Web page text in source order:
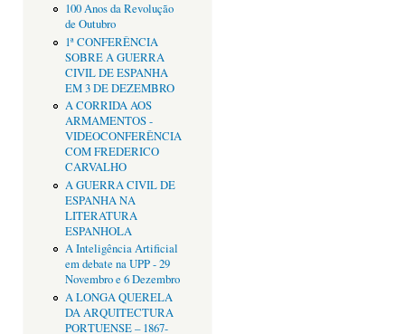
100 Anos da Revolução
de Outubro
1ª CONFERÊNCIA
SOBRE A GUERRA
CIVIL DE ESPANHA
EM 3 DE DEZEMBRO
A CORRIDA AOS
ARMAMENTOS -
VIDEOCONFERÊNCIA
COM FREDERICO
CARVALHO
A GUERRA CIVIL DE
ESPANHA NA
LITERATURA
ESPANHOLA
A Inteligência Artificial
em debate na UPP - 29
Novembro e 6 Dezembro
A LONGA QUERELA
DA ARQUITECTURA
PORTUENSE – 1867-